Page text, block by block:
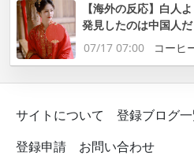
【海外の反応】白人
発見したのは中国人だ
07/17 07:00
コーヒ
サイトについて 登録ブログ
登録申請
お問い合わせ